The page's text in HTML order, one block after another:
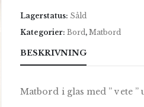
Lagerstatus: Såld
Kategorier: Bord, Matbord
BESKRIVNING
Matbord i glas med ” vete